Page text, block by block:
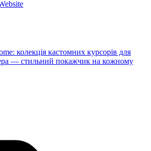
колекція кастомних курсорів для
— стильний покажчик на кожному